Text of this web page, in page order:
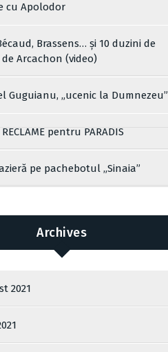
cu Apolodor
Brassens… și 10 duzini de
Arcachon (video)
Guguianu, „ucenic la Dumnezeu”
pentru PARADIS
pe pachebotul „Sinaia”
Archives
2021